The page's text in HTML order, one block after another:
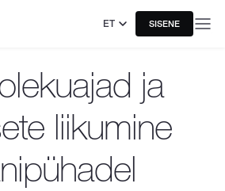
ET SISENE
ja
liikumine